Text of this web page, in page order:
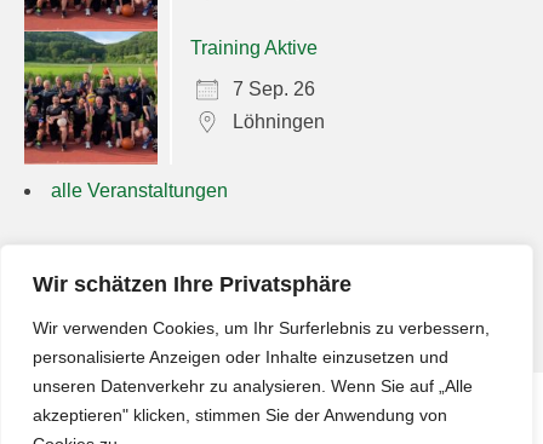
Wir schätzen Ihre Privatsphäre
Wir verwenden Cookies, um Ihr Surferlebnis zu verbessern,
personalisierte Anzeigen oder Inhalte einzusetzen und
unseren Datenverkehr zu analysieren. Wenn Sie auf „Alle
akzeptieren" klicken, stimmen Sie der Anwendung von
Training Aktive
7 Sep. 26
Löhningen
alle Veranstaltungen
Impressum